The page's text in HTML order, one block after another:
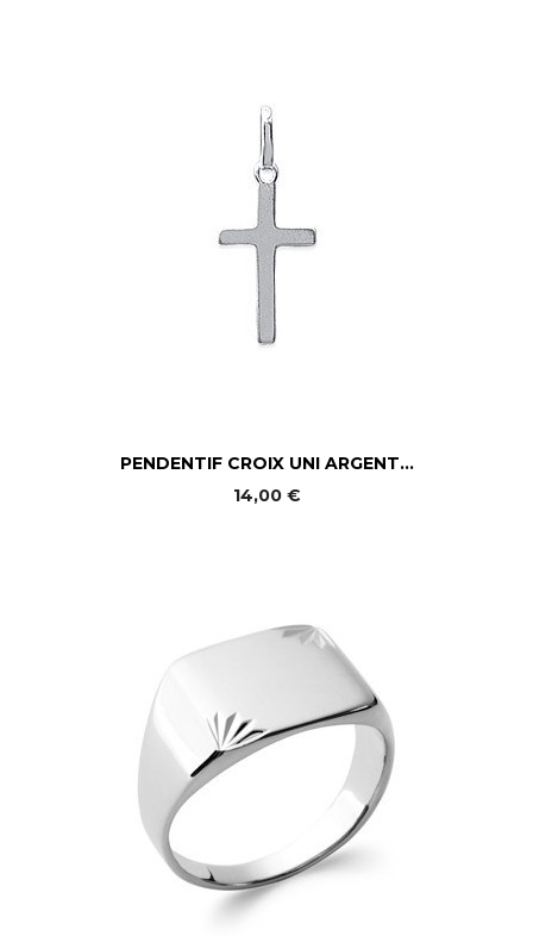
PENDENTIF CROIX UNI ARGENT...
14,00 €